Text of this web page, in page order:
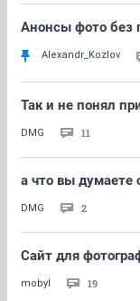
Анонсы фото без
Alexandr_Kozlov
Так и не понял
DMG 11
а что вы думаете
DMG 2
Сайт для
mobyl 19